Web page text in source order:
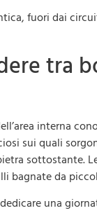
fuori dai
tra
interna
sui quali
sottostante.
bagnate da
una